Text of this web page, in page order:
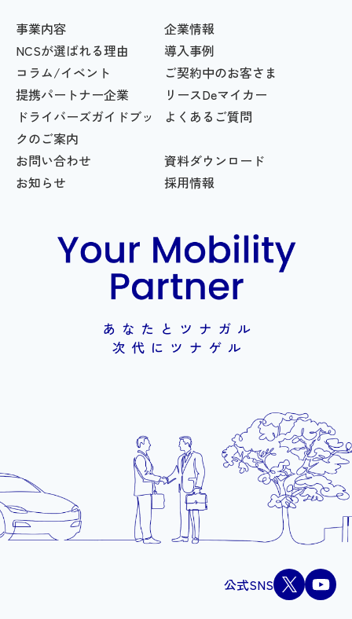
事業内容
企業情報
NCSが選ばれる理由
導入事例
コラム/イベント
ご契約中のお客さま
提携パートナー企業
リースDeマイカー
ドライバーズガイドブッ
クのご案内
よくあるご質問
お問い合わせ
資料ダウンロード
お知らせ
採用情報
公式SNS